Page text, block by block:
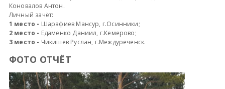
Коновалов Антон.
Личный зачёт:
1 место - Шарафиев Мансур, г.Осинники;
2 место - Едаменко Даниил, г.Кемерово;
3 место - Чикишев Руслан, г.Междуреченск.
ФОТО ОТЧЁТ